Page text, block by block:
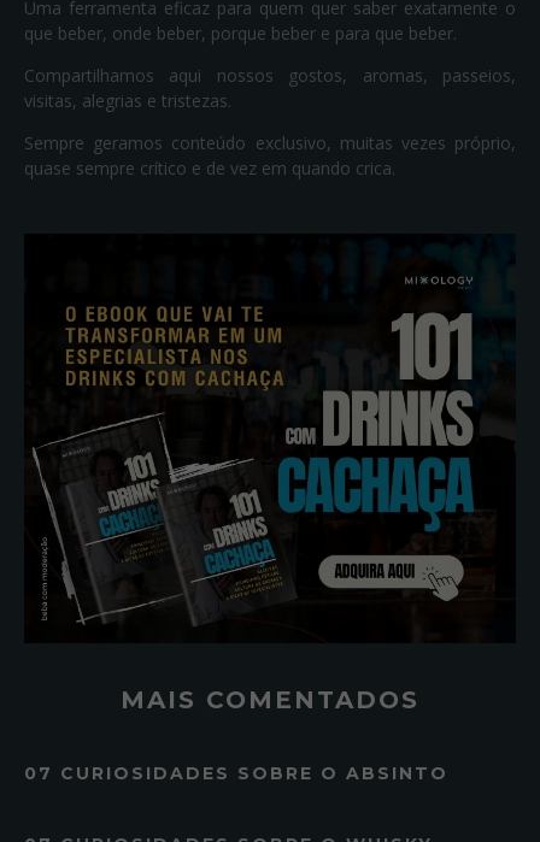
Uma ferramenta eficaz para quem quer saber exatamente o
que beber, onde beber, porque beber e para que beber.
Compartilhamos aqui nossos gostos, aromas, passeios,
visitas, alegrias e tristezas.
Sempre geramos conteúdo exclusivo, muitas vezes próprio,
quase sempre crítico e de vez em quando crica.
MAIS COMENTADOS
07 CURIOSIDADES SOBRE O ABSINTO